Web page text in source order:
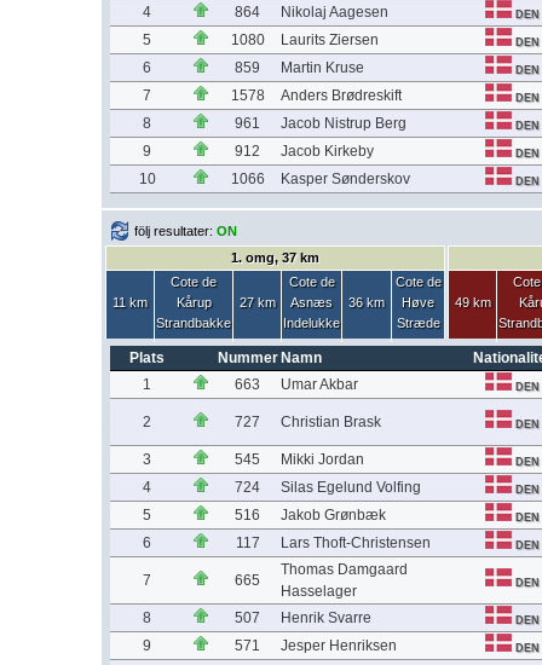
4 864 Nikolaj Aagesen DEN
5 1080 Laurits Ziersen DEN
6 859 Martin Kruse DEN
7 1578 Anders Brødreskift DEN
8 961 Jacob Nistrup Berg DEN
9 912 Jacob Kirkeby DEN
10 1066 Kasper Sønderskov DEN
följ resultater: ON
1. omg, 37 km
11 km
Cote de
Kårup
Strandbakke
27 km
Cote de
Asnæs
Indelukke
36 km
Cote de
Høve
Stræde
49 km
Plats Nummer Namn
1
663 Umar Akbar DEN
2 727 Christian Brask DEN
3 545 Mikki Jordan DEN
4 724 Silas Egelund Volfing DEN
5 516 Jakob Grønbæk DEN
6 117 Lars Thoft-Christensen DEN
7 665
Thomas Damgaard
Hasselager
DEN
8 507 Henrik Svarre DEN
9 571 Jesper Henriksen DEN